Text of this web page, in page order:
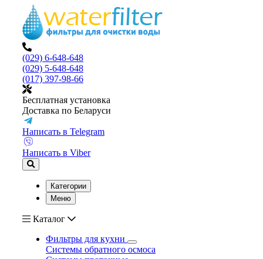
(029) 6-648-648
(029) 5-648-648
(017) 397-98-66
Бесплатная установка
Доставка по Беларуси
Написать в Telegram
Написать в Viber
Категории
Меню
Каталог
Фильтры для кухни
Системы обратного осмоса